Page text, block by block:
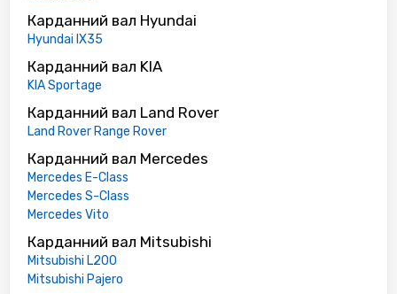
Карданний вал Hyundai
Hyundai IX35
Карданний вал KIA
KIA Sportage
Карданний вал Land Rover
Land Rover Range Rover
Карданний вал Mercedes
Mercedes E-Class
Mercedes S-Class
Mercedes Vito
Карданний вал Mitsubishi
Mitsubishi L200
Mitsubishi Pajero